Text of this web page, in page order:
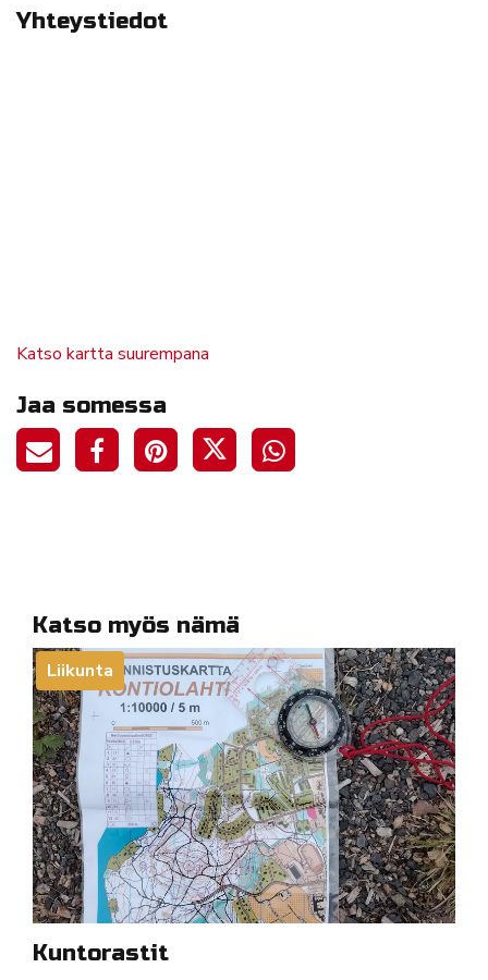
Yhteystiedot
Katso kartta suurempana
Jaa somessa
Katso myös nämä
Liikunta
Kuntorastit